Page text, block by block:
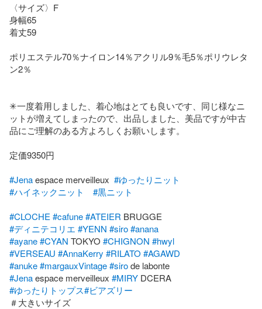
〈サイズ〉F
身幅65
着丈59
ポリエステル70％ナイロン14％アクリル9％毛5％ポリウレタ
ン2％
✳︎一度着用しました、着心地はとても良いです、同じ様なニ
ットが増えてしまったので、出品しました、美品ですが中古
品にご理解のある方よろしくお願いします。
定価9350円
#Jena espace merveilleux #ゆったりニット
#ハイネックニット
#黒ニット
#CLOCHE #cafune#ATEIER
#ディニテコリエ #YENN #siro#anana
#ayane#CYAN TOKYO #CHIGNON #hwyl
#VERSEAU #AnnaKerry #RILATO #AGAWD
#anuke#margauxVintage#siro
#Jena espace merveilleux #MIRY
#ゆったりトップス#ビアズリー
＃大きいサイズ